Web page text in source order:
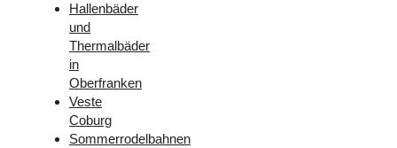
Hallenbäder
und
Thermalbäder
in
Oberfranken
Veste
Coburg
Sommerrodelbahnen